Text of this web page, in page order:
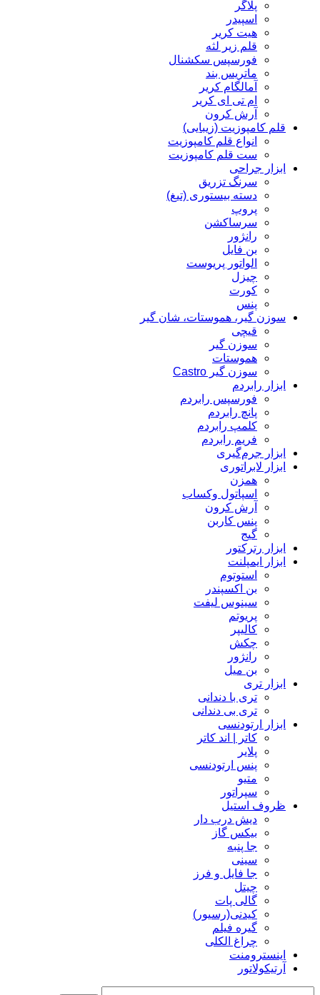
پلاگر
اسپیدر
هیت کریر
قلم زیر لثه
فورسپس سکشنال
ماتریس بند
آمالگام کریر
ام تی ای کریر
آرش کرون
قلم کامپوزیت (زیبایی)
انواع قلم کامپوزیت
ست قلم کامپوزیت
ابزار جراحی
سرنگ تزریق
دسته بیستوری (تیغ)
پروپ
سرساکشن
رانژور
بن فایل
الواتور پریوست
چیزل
کورت
پنس
سوزن گیر، هموستات، شان گیر
قیچی
سوزن گیر
هموستات
سوزن گیر Castro
ابزار رابردم
فورسپس رابردم
پانچ رابردم
کلمپ رابردم
فریم رابردم
ابزار جرم‌گیری
ابزار لابراتوری
همزن
اسپاتول وکساب
آرش کرون
پنس کاربن
گیج
ابزار رترکتور
ابزار ایمپلنت
استوتوم
بن اکسپندر
سینوس لیفت
پریوتم
کالیپر
چکش
رانژور
بن میل
ابزار تری
تری با دندانی
تری بی دندانی
ابزار ارتودنسی
کاتر | اند کاتر
پلایر
پنس ارتودنسی
متیو
سپراتور
ظروف استیل
دیش درب دار
بیکس گاز
جا پنبه
سینی
جا فایل و فرز
چیتل
گالی پات
کیدنی(رسیور)
گیره فیلم
چراغ الکلی
اینسترومنت
آرتیکولاتور